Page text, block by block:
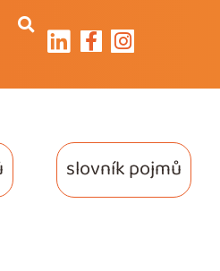
slovník pojmů